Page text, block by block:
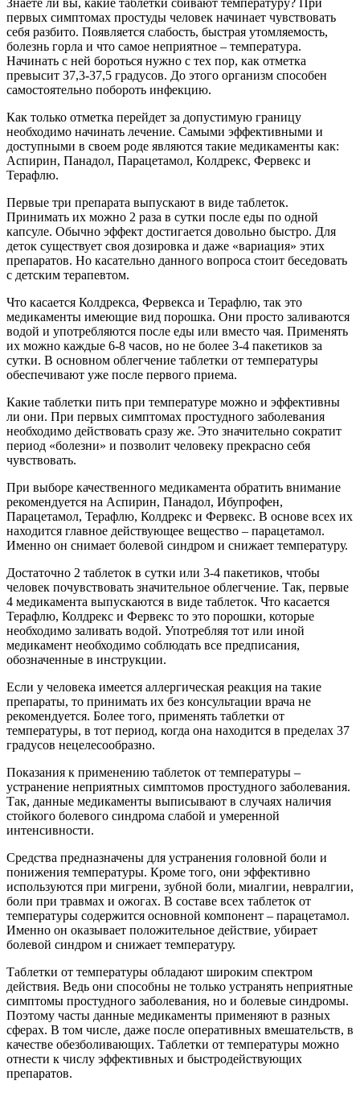
Знаете ли вы, какие таблетки сбивают температуру? При
первых симптомах простуды человек начинает чувствовать
себя разбито. Появляется слабость, быстрая утомляемость,
болезнь горла и что самое неприятное – температура.
Начинать с ней бороться нужно с тех пор, как отметка
превысит 37,3-37,5 градусов. До этого организм способен
самостоятельно побороть инфекцию.
Как только отметка перейдет за допустимую границу
необходимо начинать лечение. Самыми эффективными и
доступными в своем роде являются такие медикаменты как:
Аспирин, Панадол, Парацетамол, Колдрекс, Фервекс и
Терафлю.
Первые три препарата выпускают в виде таблеток.
Принимать их можно 2 раза в сутки после еды по одной
капсуле. Обычно эффект достигается довольно быстро. Для
деток существует своя дозировка и даже «вариация» этих
препаратов. Но касательно данного вопроса стоит беседовать
с детским терапевтом.
Что касается Колдрекса, Фервекса и Терафлю, так это
медикаменты имеющие вид порошка. Они просто заливаются
водой и употребляются после еды или вместо чая. Применять
их можно каждые 6-8 часов, но не более 3-4 пакетиков за
сутки. В основном облегчение таблетки от температуры
обеспечивают уже после первого приема.
Какие таблетки пить при температуре можно и эффективны
ли они. При первых симптомах простудного заболевания
необходимо действовать сразу же. Это значительно сократит
период «болезни» и позволит человеку прекрасно себя
чувствовать.
При выборе качественного медикамента обратить внимание
рекомендуется на Аспирин, Панадол, Ибупрофен,
Парацетамол, Терафлю, Колдрекс и Фервекс. В основе всех их
находится главное действующее вещество – парацетамол.
Именно он снимает болевой синдром и снижает температуру.
Достаточно 2 таблеток в сутки или 3-4 пакетиков, чтобы
человек почувствовать значительное облегчение. Так, первые
4 медикамента выпускаются в виде таблеток. Что касается
Терафлю, Колдрекс и Фервекс то это порошки, которые
необходимо заливать водой. Употребляя тот или иной
медикамент необходимо соблюдать все предписания,
обозначенные в инструкции.
Если у человека имеется аллергическая реакция на такие
препараты, то принимать их без консультации врача не
рекомендуется. Более того, применять таблетки от
температуры, в тот период, когда она находится в пределах 37
градусов нецелесообразно.
Показания к применению таблеток от температуры –
устранение неприятных симптомов простудного заболевания.
Так, данные медикаменты выписывают в случаях наличия
стойкого болевого синдрома слабой и умеренной
интенсивности.
Средства предназначены для устранения головной боли и
понижения температуры. Кроме того, они эффективно
используются при мигрени, зубной боли, миалгии, невралгии,
боли при травмах и ожогах. В составе всех таблеток от
температуры содержится основной компонент – парацетамол.
Именно он оказывает положительное действие, убирает
болевой синдром и снижает температуру.
Таблетки от температуры обладают широким спектром
действия. Ведь они способны не только устранять неприятные
симптомы простудного заболевания, но и болевые синдромы.
Поэтому часты данные медикаменты применяют в разных
сферах. В том числе, даже после оперативных вмешательств, в
качестве обезболивающих. Таблетки от температуры можно
отнести к числу эффективных и быстродействующих
препаратов.